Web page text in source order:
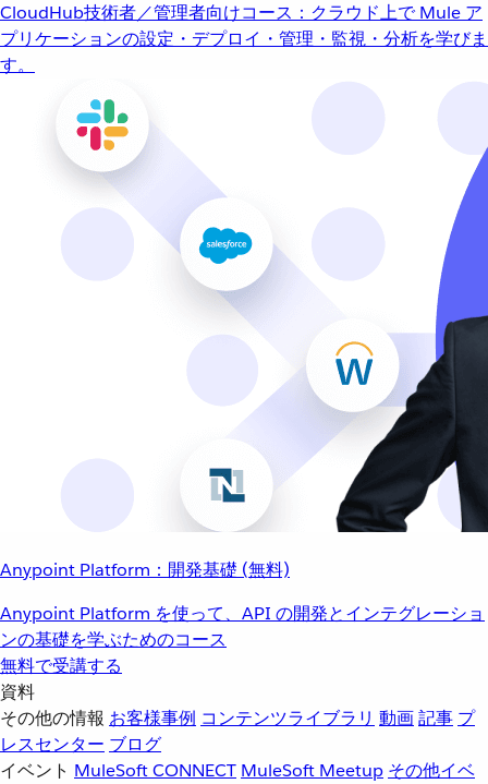
CloudHub技術者／管理者向けコース：クラウド上で Mule ア
プリケーションの設定・デプロイ・管理・監視・分析を学びま
す。
Anypoint Platform：開発基礎 (無料)
Anypoint Platform を使って、API の開発とインテグレーショ
ンの基礎を学ぶためのコース
無料で受講する
資料
その他の情報 お客様事例 コンテンツライブラリ 動画記事 プ
レスセンター ブログ
イベント MuleSoft CONNECT MuleSoft Meetup その他イベ